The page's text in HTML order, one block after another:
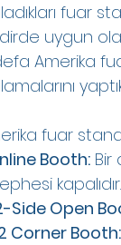
fuar
uygun
Amerika
fuar
Booth: Bir
kapalıdır.
Side Open
Corner Booth: